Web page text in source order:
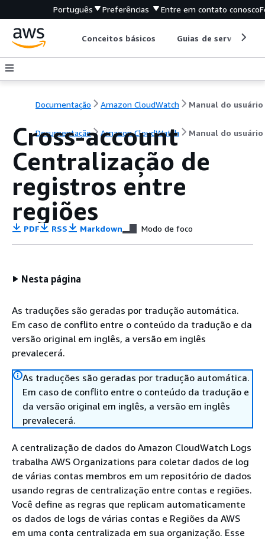
Português Preferências Entre em contato conosco
Conceitos básicos Guias de serviço
Documentação Amazon CloudWatch Manual do usuário
Documentação Amazon CloudWatch Manual do usuário
Cross-account
Centralização de
registros entre
regiões
PDF RSS Markdown Modo de foco
Nesta página
As traduções são geradas por tradução automática.
Em caso de conflito entre o conteúdo da tradução e da
versão original em inglês, a versão em inglês
prevalecerá.
As traduções são geradas por tradução automática.
Em caso de conflito entre o conteúdo da tradução e
da versão original em inglês, a versão em inglês
prevalecerá.
A centralização de dados do Amazon CloudWatch Logs
trabalha AWS Organizations para coletar dados de log
de várias contas membros em um repositório de dados
usando regras de centralização entre contas e regiões.
Você define as regras que replicam automaticamente
os dados de logs de várias contas e Regiões da AWS
em uma conta centralizada em sua organização. Esse